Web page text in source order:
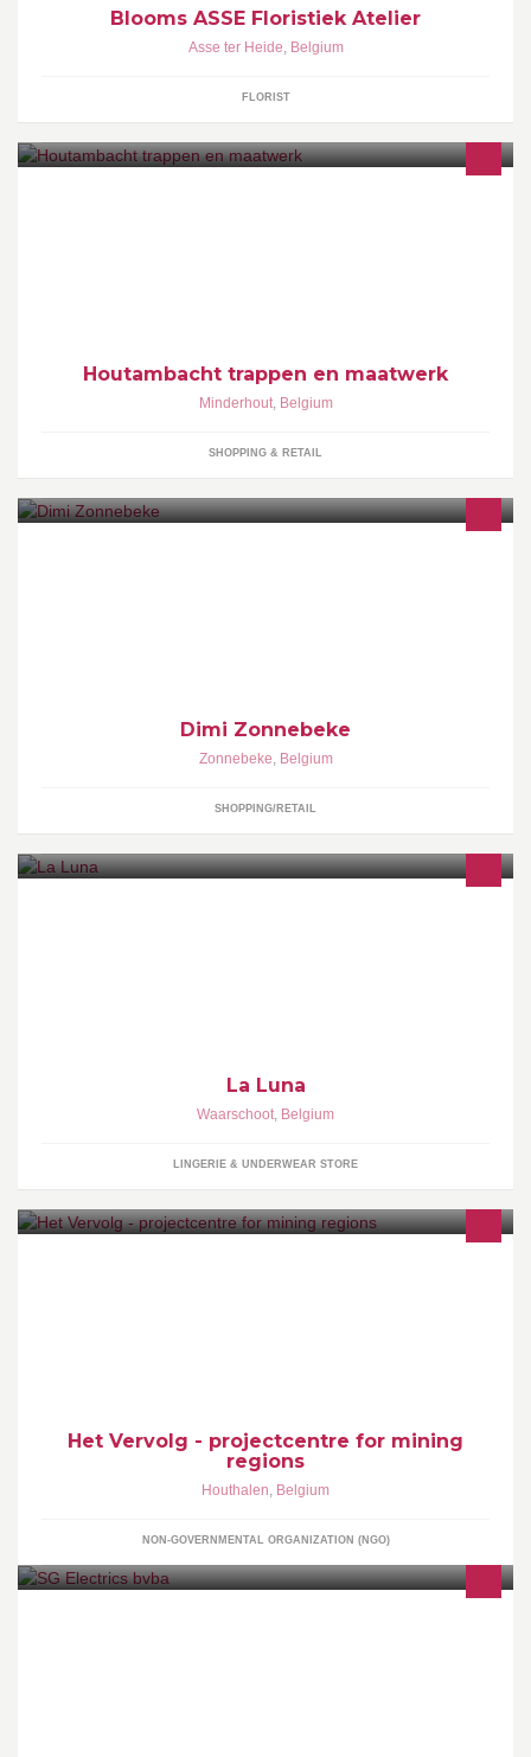
Blooms ASSE Floristiek Atelier
Asse ter Heide, Belgium
FLORIST
Houtambacht trappen en maatwerk
Minderhout, Belgium
SHOPPING & RETAIL
Dimi Zonnebeke
Zonnebeke, Belgium
SHOPPING/RETAIL
La Luna
Waarschoot, Belgium
LINGERIE & UNDERWEAR STORE
Het Vervolg - projectcentre for mining
regions
Houthalen, Belgium
NON-GOVERNMENTAL ORGANIZATION (NGO)